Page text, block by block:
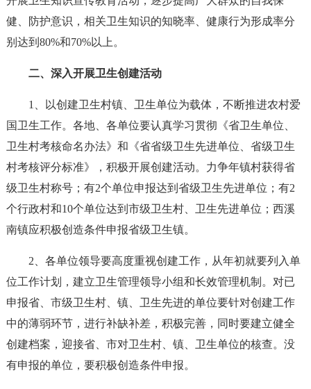
健、防护意识，相关卫生知识的知晓率、健康行为形成率分
别达到80%和70%以上。
二、深入开展卫生创建活动
1、以创建卫生村镇、卫生单位为载体，不断推进农村爱
国卫生工作。各地、各单位要认真学习贯彻《省卫生单位、
卫生村考核命名办法》和《省省级卫生先进单位、省级卫生
村考核评分标准》，积极开展创建活动。力争年镇村获得省
级卫生村称号；有2个单位申报达到省级卫生先进单位；有2
个行政村和10个单位达到市级卫生村、卫生先进单位；西溪
南镇应积极创造条件申报省级卫生镇。
2、各单位领导要高度重视创建工作，从年初就要列入单
位工作计划，建立卫生管理领导小组和长效管理机制。对已
申报省、市级卫生村、镇、卫生先进的单位要针对创建工作
中的薄弱环节，进行补缺补差，积极完善，同时要建立健全
创建档案，迎接省、市对卫生村、镇、卫生单位的核查。没
有申报的单位，要积极创造条件申报。